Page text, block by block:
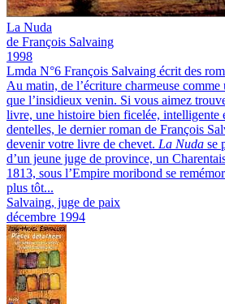
La Nuda
de François Salvaing
1998
Lmda N°6 François Salvaing écrit des
Au matin, de l’écriture charmeuse comme
que l’insidieux venin. Si vous aimez
livre, une histoire bien ficelée, intelligente
dentelles, le dernier roman de François
devenir votre livre de chevet. La Nuda se
d’un jeune juge de province, un
1813, sous l’Empire moribond se
plus tôt...
Salvaing, juge de paix
décembre 1994